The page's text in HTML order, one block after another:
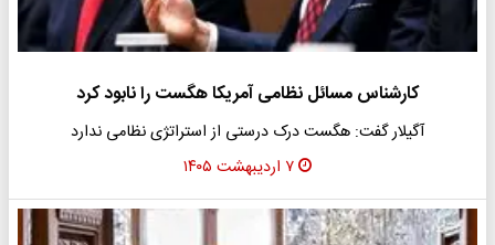
کارشناس مسائل نظامی آمریکا هگست را نابود کرد
آگیلار گفت: هگست درک درستی از استراتژی نظامی ندارد
۷ اردیبهشت ۱۴۰۵